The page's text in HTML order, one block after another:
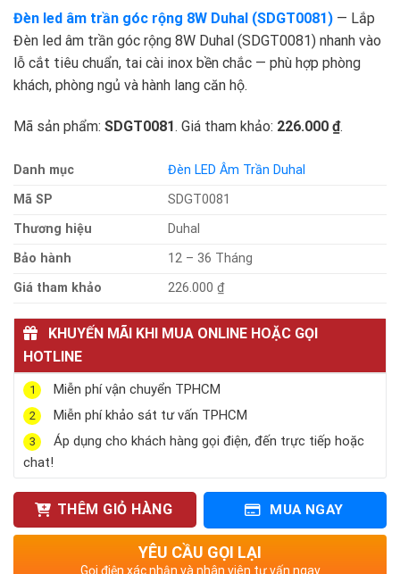
Đèn led âm trần góc rộng 8W Duhal (SDGT0081) — Lắp
Đèn led âm trần góc rộng 8W Duhal (SDGT0081) nhanh vào
lỗ cắt tiêu chuẩn, tai cài inox bền chắc — phù hợp phòng
khách, phòng ngủ và hành lang căn hộ.
Mã sản phẩm: SDGT0081. Giá tham khảo: 226.000 ₫.
Danh mục
Đèn LED Âm Trần Duhal
Mã SP
SDGT0081
Thương hiệu
Duhal
Bảo hành
12 – 36 Tháng
Giá tham khảo
226.000 ₫
KHUYẾN MÃI KHI MUA ONLINE HOẶC GỌI
HOTLINE
1 Miễn phí vận chuyển TPHCM
2 Miễn phí khảo sát tư vấn TPHCM
3
Áp dụng cho khách hàng gọi điện, đến trực tiếp hoặc
chat!
THÊM GIỎ HÀNG MUA NGAY
YÊU CẦU GỌI LẠI
Gọi điện xác nhận và nhân viên tư vấn ngay